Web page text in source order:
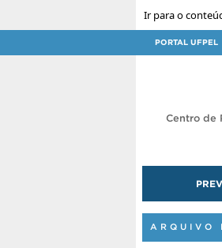
Ir para o
PORTAL UFPEL
Centro de
ARQUIVO